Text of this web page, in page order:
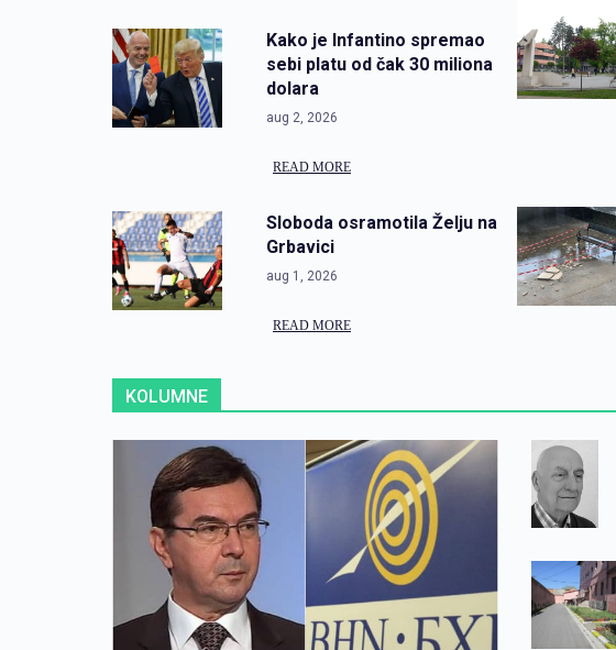
Kako je Infantino spremao
sebi platu od čak 30 miliona
dolara
aug 2, 2026
READ MORE
Sloboda osramotila Želju na
Grbavici
aug 1, 2026
READ MORE
KOLUMNE